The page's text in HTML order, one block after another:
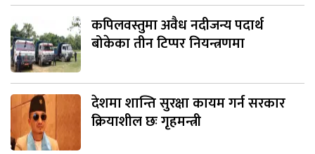
कपिलवस्तुमा अवैध नदीजन्य पदार्थ
बोकेका तीन टिप्पर नियन्त्रणमा
देशमा शान्ति सुरक्षा कायम गर्न सरकार
क्रियाशील छः गृहमन्त्री